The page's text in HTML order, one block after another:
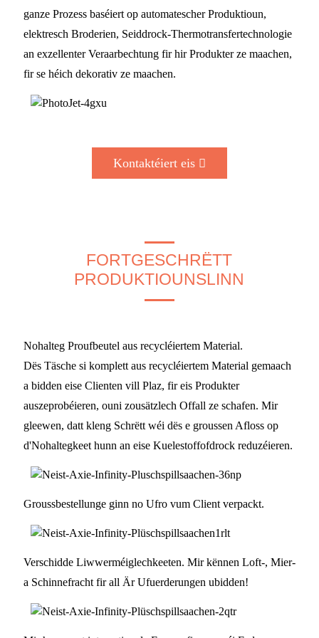
ganze Prozess baséiert op automatescher Produktioun,
elektresch Broderien, Seiddrock-Thermotransfertechnologie
an exzellenter Veraarbechtung fir hir Produkter ze maachen,
fir se héich dekorativ ze maachen.
Kontaktéiert eis
FORTGESCHRËTT
PRODUKTIOUNSLINN
Nohalteg Proufbeutel aus recycléiertem Material.
Dës Täsche si komplett aus recycléiertem Material gemaach
a bidden eise Clienten vill Plaz, fir eis Produkter
auszeprobéieren, ouni zousätzlech Offall ze schafen. Mir
gleewen, datt kleng Schrëtt wéi dës e groussen Afloss op
d'Nohaltegkeet hunn an eise Kuelestoffofdrock reduzéieren.
Groussbestellunge ginn no Ufro vum Client verpackt.
Verschidde Liwwerméiglechkeeten. Mir kënnen Loft-, Mier-
a Schinnefracht fir all Är Ufuerderungen ubidden!